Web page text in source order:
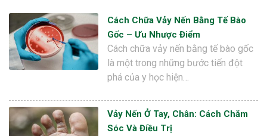
Cách Chữa Vảy Nến Bằng Tế Bào
Gốc – Ưu Nhược Điểm
Cách chữa vảy nến bằng tế bào gốc
là một trong những bước tiến đột
phá của y học hiện…
Vảy Nến Ở Tay, Chân: Cách Chăm
Sóc Và Điều Trị